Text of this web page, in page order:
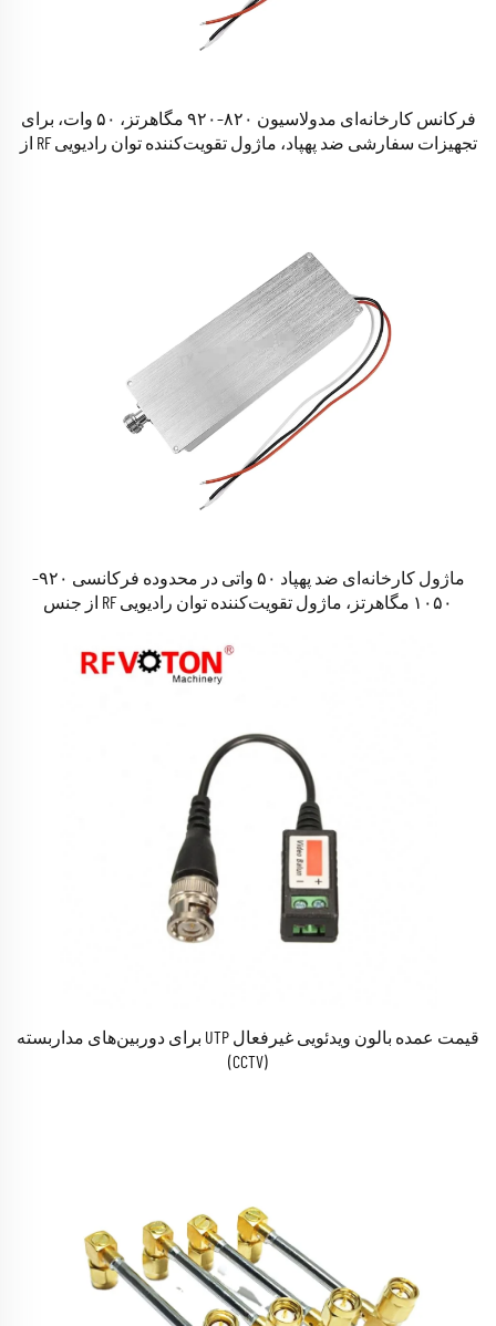
فرکانس کارخانه‌ای مدولاسیون ۸۲۰–۹۲۰ مگاهرتز، ۵۰ وات، برای
تجهیزات سفارشی ضد پهپاد، ماژول تقویت‌کننده توان رادیویی RF از
ماژول کارخانه‌ای ضد پهپاد ۵۰ واتی در محدوده فرکانسی ۹۲۰–
۱۰۵۰ مگاهرتز، ماژول تقویت‌کننده توان رادیویی RF از جنس
قیمت عمده بالون ویدئویی غیرفعال UTP برای دوربین‌های مداربسته
(CCTV)